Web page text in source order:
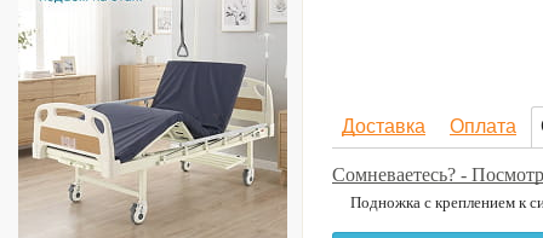
Доставка Оплата
Сомневаетесь? -
Подножка с креплением к